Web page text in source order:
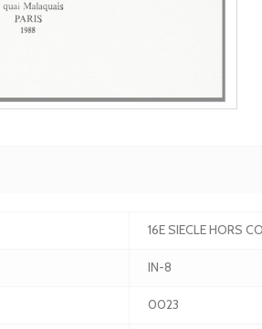
16E SIECLE HORS
IN-8
0023